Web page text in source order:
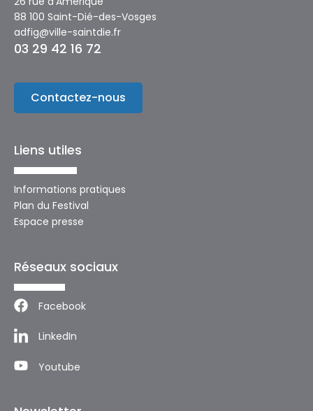
88 100 Saint-Dié-des-Vosges
adfig@ville-saintdie.fr
03 29 42 16 72
Contactez-nous
Liens utiles
Informations pratiques
Plan du Festival
Espace presse
Réseaux sociaux
Facebook
LinkedIn
Youtube